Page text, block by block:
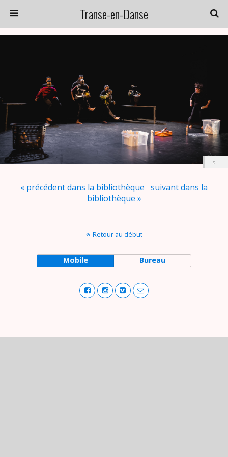
Transe-en-Danse
« précédent dans la bibliothèque suivant dans la
bibliothèque »
Retour au début
Mobile Bureau